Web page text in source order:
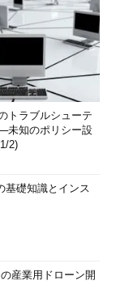
トラブルシューテ
未知のポリシー設
2)
基礎知識とインス
産業用ドローン開